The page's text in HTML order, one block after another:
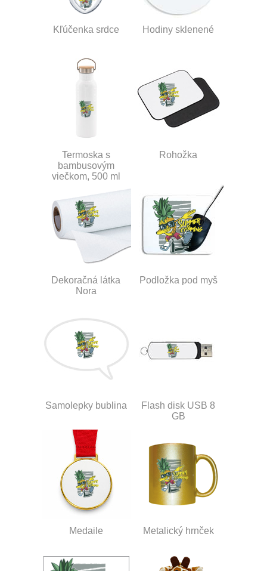
Kľúčenka srdce Hodiny sklenené
Termoska s
bambusovým
viečkom, 500 ml
Rohožka
Dekoračná látka
Nora
Podložka pod myš
Samolepky bublina
Flash disk USB 8
GB
Medaile Metalický hrnček